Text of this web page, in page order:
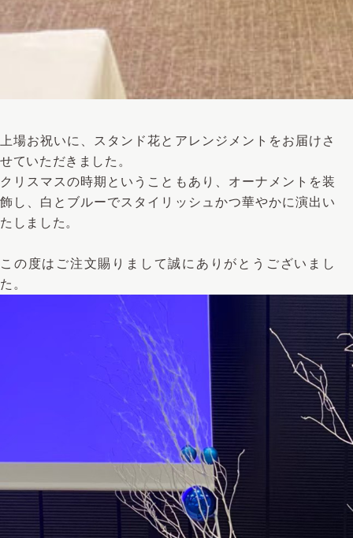
上場お祝いに、スタンド花とアレンジメントをお届けさ
せていただきました。
クリスマスの時期ということもあり、オーナメントを装
飾し、白とブルーでスタイリッシュかつ華やかに演出い
たしました。
この度はご注文賜りまして誠にありがとうございまし
た。